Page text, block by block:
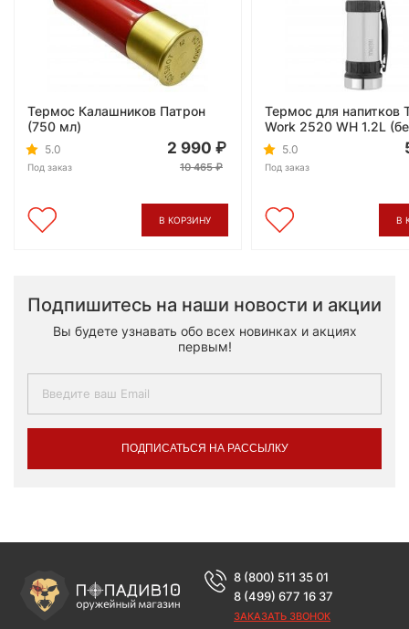
Термос Калашников Патрон
(750 мл)
5.0
Под заказ
2 990
10 465
В КОРЗИНУ
Термос для напитков
Work 2520 WH 1.2L
5.0
Под заказ
В
Подпишитесь на наши новости и акции
Вы будете узнавать обо всех новинках и акциях
первым!
ПОДПИСАТЬСЯ НА РАССЫЛКУ
8 (800) 511 35 01
8 (499) 677 16 37
ЗАКАЗАТЬ ЗВОНОК